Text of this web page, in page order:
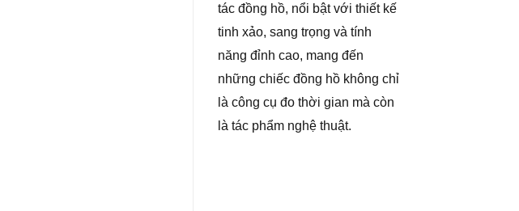
tác đồng hồ, nổi bật với thiết kế
tinh xảo, sang trọng và tính
năng đỉnh cao, mang đến
những chiếc đồng hồ không chỉ
là công cụ đo thời gian mà còn
là tác phẩm nghệ thuật.